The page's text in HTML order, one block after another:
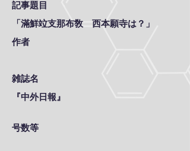
記事題目
「滿鮮竝支那布敎 西本願寺は？」
作者
雑誌名
『中外日報』
号数等